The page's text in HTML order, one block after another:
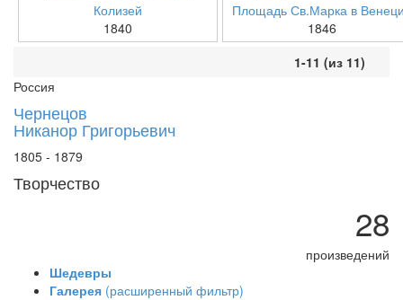
Колизей
1840
Площадь Св.Марка в
1846
1-11 (из 11)
Россия
Чернецов
Никанор Григорьевич
1805 - 1879
Творчество
28
произведений
Шедевры
Галерея (расширенный фильтр)